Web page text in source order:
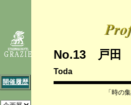
開催履歴
No.13 戸田
Toda
「時の